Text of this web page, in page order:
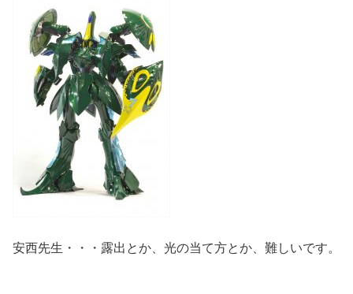
安西先生・・・露出とか、光の当て方とか、難しいです。